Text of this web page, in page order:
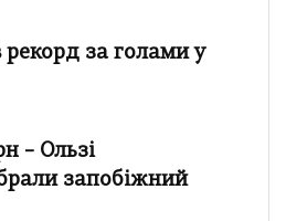
рекорд за голами у
– Ользі
запобіжний